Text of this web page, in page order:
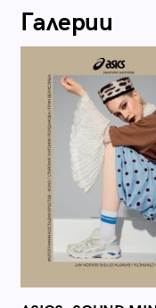
Галерии